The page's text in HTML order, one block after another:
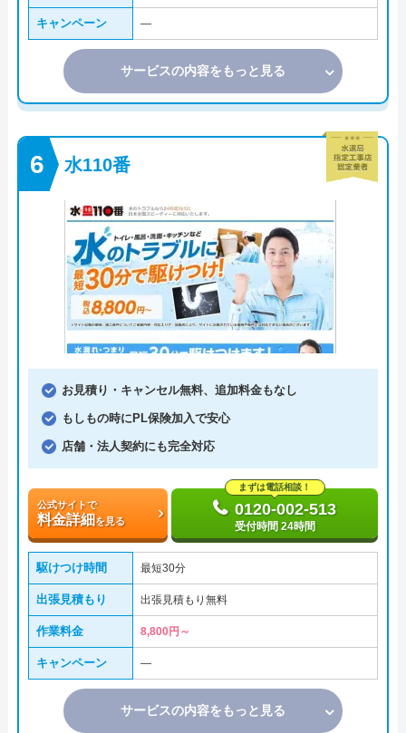
キャンペーン ―
サービスの内容をもっと見る
水110番
お見積り・キャンセル無料、追加料金もなし
もしもの時にPL保険加入で安心
店舗・法人契約にも完全対応
公式サイトで
料金詳細を見る
まずは電話相談！
0120-002-513
受付時間 24時間
駆けつけ時間 最短30分
出張見積もり 出張見積もり無料
作業料金 8,800円～
キャンペーン ―
サービスの内容をもっと見る